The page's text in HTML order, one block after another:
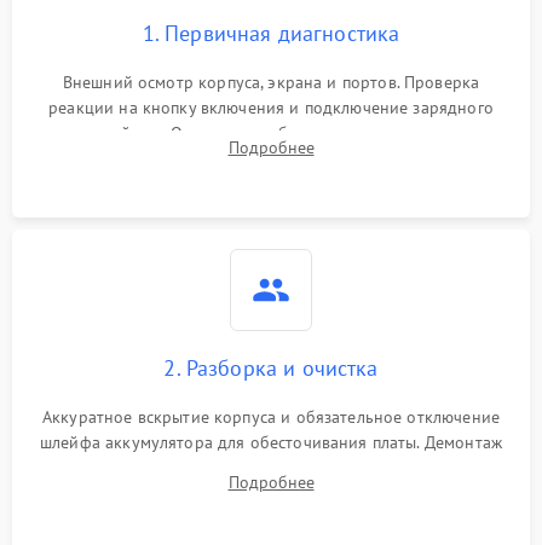
1. Первичная диагностика
Внешний осмотр корпуса, экрана и портов. Проверка
реакции на кнопку включения и подключение зарядного
устройства. Оценка потребления тока с помощью
лабораторного блока питания для локализации проблемы.
Подробнее
2. Разборка и очистка
Аккуратное вскрытие корпуса и обязательное отключение
шлейфа аккумулятора для обесточивания платы. Демонтаж
высохшей термопасты с кристаллов чипов.
Подробнее